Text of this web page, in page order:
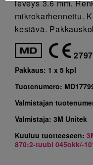
leveys 3.6 mm.
mikrokarhennettu.
kestävä.
2797
Pakkaus: 1 x 5 kpl
Tuotenumero:
Valmistajan
Valmistaja: 3M Unitek
Kuuluu tuotteeseen:
870:2-tuubi 045okk/-